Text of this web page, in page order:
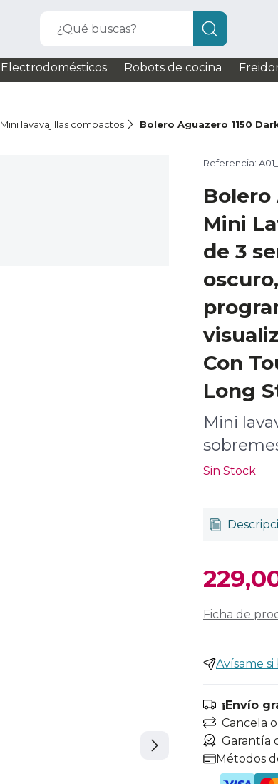
¿Qué buscas?
Electrodomésticos Robots de cocina
Mini lavavajillas compactos Bolero Aguazero 1150
Referencia:
Bolero
Mini
de 3
Con
Long
Mini
Sin Stock
Ficha de
Avísame
¡Envío
Cancela
Garantía
Métodos